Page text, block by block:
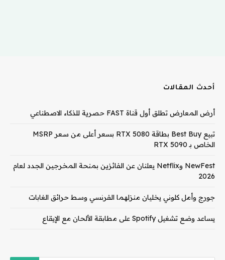
أحدث المقالات
أرض المعارض تطلق أول قناة FAST حصرية للذكاء الاصطناعي
تبيع Best Buy بطاقة RTX 5080 بسعر أعلى من سعر MSRP
الخاص بـ RTX 5090
NewFest وNetflix يعلنان عن الفائزين بمنحة المخرجين الجدد لعام
2026
جورج وأمل كلوني يخليان منزلهما الفرنسي وسط حرائق الغابات
يساعد وضع تشغيل Spotify على مطابقة الألحان مع الإيقاع